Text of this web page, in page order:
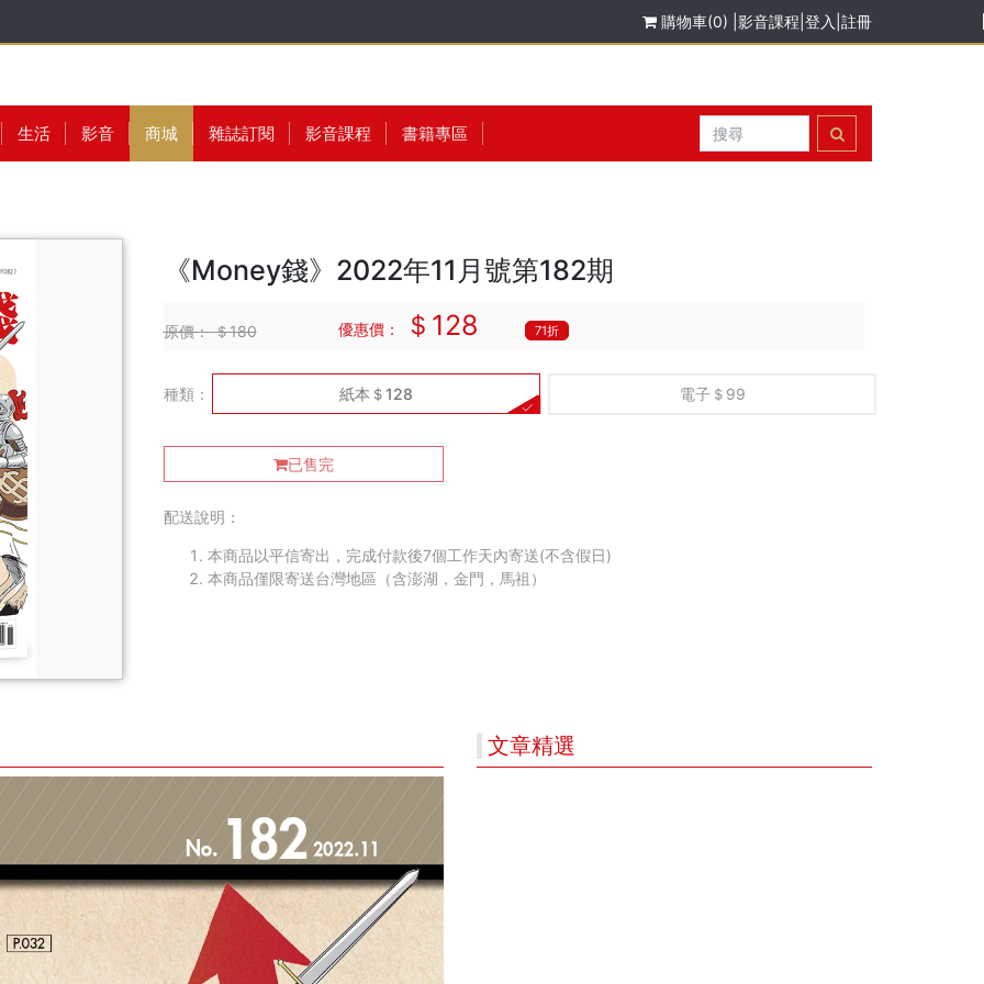
購物車(0) 影音課程 登入 註冊
生活 影音 商城 雜誌訂閱 影音課程 書籍專區
《Money錢》2022年11月號第182期
原價：＄180 優惠價： ＄128 71折
種類： 紙本＄128 電子＄99
已售完
配送說明：
本商品以平信寄出，完成付款後7個工作天內寄送(不含假日)
本商品僅限寄送台灣地區（含澎湖，金門，馬祖）
文章精選